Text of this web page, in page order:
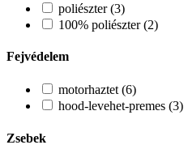
poliészter (3)
100% poliészter (2)
Fejvédelem
motorhaztet (6)
hood-levehet-premes (3)
Zsebek